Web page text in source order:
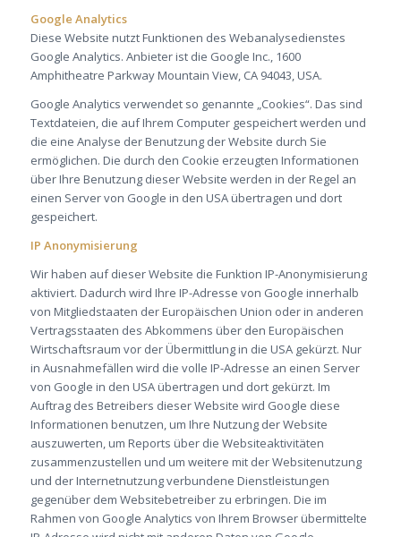
Google Analytics
Diese Website nutzt Funktionen des Webanalysedienstes
Google Analytics. Anbieter ist die Google Inc., 1600
Amphitheatre Parkway Mountain View, CA 94043, USA.
Google Analytics verwendet so genannte „Cookies“. Das sind
Textdateien, die auf Ihrem Computer gespeichert werden und
die eine Analyse der Benutzung der Website durch Sie
ermöglichen. Die durch den Cookie erzeugten Informationen
über Ihre Benutzung dieser Website werden in der Regel an
einen Server von Google in den USA übertragen und dort
gespeichert.
IP Anonymisierung
Wir haben auf dieser Website die Funktion IP-Anonymisierung
aktiviert. Dadurch wird Ihre IP-Adresse von Google innerhalb
von Mitgliedstaaten der Europäischen Union oder in anderen
Vertragsstaaten des Abkommens über den Europäischen
Wirtschaftsraum vor der Übermittlung in die USA gekürzt. Nur
in Ausnahmefällen wird die volle IP-Adresse an einen Server
von Google in den USA übertragen und dort gekürzt. Im
Auftrag des Betreibers dieser Website wird Google diese
Informationen benutzen, um Ihre Nutzung der Website
auszuwerten, um Reports über die Websiteaktivitäten
zusammenzustellen und um weitere mit der Websitenutzung
und der Internetnutzung verbundene Dienstleistungen
gegenüber dem Websitebetreiber zu erbringen. Die im
Rahmen von Google Analytics von Ihrem Browser übermittelte